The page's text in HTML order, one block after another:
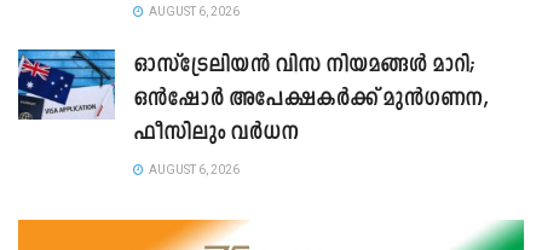
AUGUST 6, 2026
ഓസ്‌ട്രേലിയൻ വിസ നിയമങ്ങൾ മാറി;
ഒൻഷോർ അപേക്ഷകർക്ക് മുൻഗണന,
ഫീസിലും വർധന
AUGUST 6, 2026